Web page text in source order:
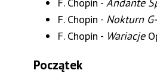
F. Chopin - Nokturn
F. Chopin - Wariacje
Początek